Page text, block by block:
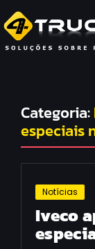
Categoria:
especiais
Notícias
Iveco